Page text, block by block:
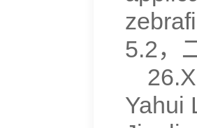
5.2，
Yahui